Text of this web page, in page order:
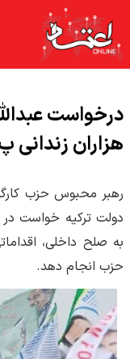
درخواست
هزاران
رهبر محبوس حزب
دولت ترکیه خواست در
به صلح داخلی،
حزب انجام دهد.